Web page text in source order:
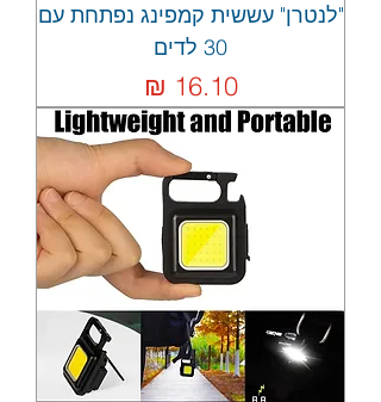
"לנטרן" עששית קמפינג נפתחת עם
30 לדים
מחיר‏16.10 ‏₪